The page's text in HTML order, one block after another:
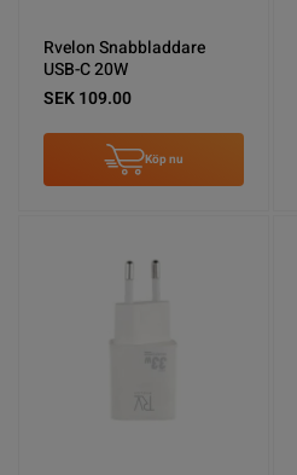
Rvelon Snabbladdare
USB-C 20W
SEK 109.00
Köp nu